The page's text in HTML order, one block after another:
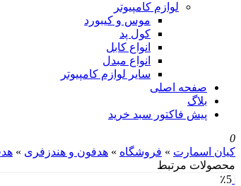
لوازم کامپیوتر
موس و کیبورد
کول پد
انواع کابل
انواع مبدل
سایر لوازم کامپیوتر
صفحه اصلی
بلاگ
پیش فاکتور سبد خرید
0
کیان اسمارت » فروشگاه » هدفون و هندزفری »
محصولات مرتبط
٪5